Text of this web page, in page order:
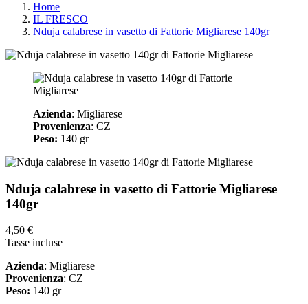
Home
IL FRESCO
Nduja calabrese in vasetto di Fattorie Migliarese 140gr
Azienda: Migliarese
Provenienza: CZ
Peso: 140 gr
Nduja calabrese in vasetto di Fattorie Migliarese
140gr
4,50 €
Tasse incluse
Azienda: Migliarese
Provenienza: CZ
Peso: 140 gr